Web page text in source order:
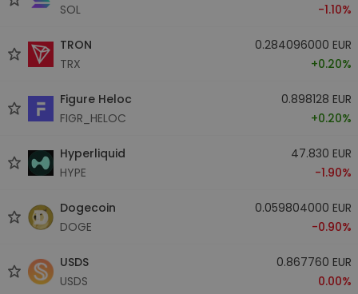
SOL
-1.10%
TRON
TRX
0.284096000 EUR
+0.20%
Figure Heloc
FIGR_HELOC
0.898128 EUR
+0.20%
Hyperliquid
HYPE
47.830 EUR
-1.90%
Dogecoin
DOGE
0.059804000 EUR
-0.90%
USDS
USDS
0.867760 EUR
0.00%